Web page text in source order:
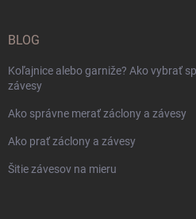
BLOG
Koľajnice alebo garniže? Ako vybrať
závesy
Ako správne merať záclony a závesy
Ako prať záclony a závesy
Šitie závesov na mieru